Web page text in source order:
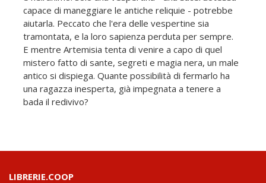
capace di maneggiare le antiche reliquie - potrebbe
aiutarla. Peccato che l'era delle vespertine sia
tramontata, e la loro sapienza perduta per sempre.
E mentre Artemisia tenta di venire a capo di quel
mistero fatto di sante, segreti e magia nera, un male
antico si dispiega. Quante possibilità di fermarlo ha
una ragazza inesperta, già impegnata a tenere a
bada il redivivo?
LIBRERIE.COOP